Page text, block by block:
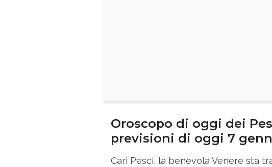
Oroscopo di oggi dei
previsioni di oggi 7
Cari Pesci, la benevola Venere sta